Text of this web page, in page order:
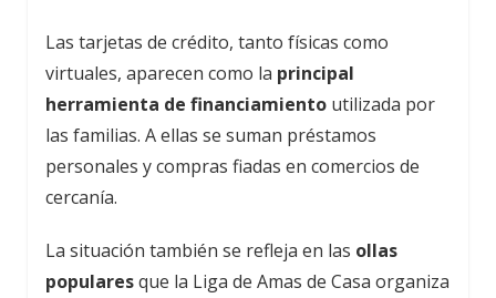
Las tarjetas de crédito, tanto físicas como
virtuales, aparecen como la principal
herramienta de financiamiento utilizada por
las familias. A ellas se suman préstamos
personales y compras fiadas en comercios de
cercanía.
La situación también se refleja en las ollas
popularesque la Liga de Amas de Casa organiza